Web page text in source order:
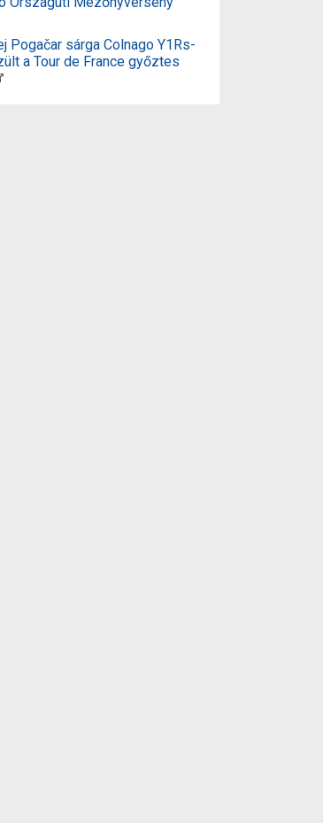
Pogačar sárga Colnago Y1Rs-
a Tour de France győztes